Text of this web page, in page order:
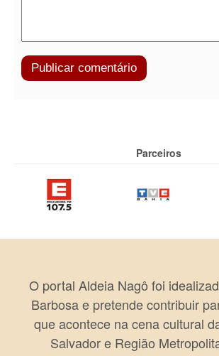
Parceiros
O portal Aldeia Nagô foi
Barbosa e pretende contribuir
que acontece na cena cultural
Salvador e Região